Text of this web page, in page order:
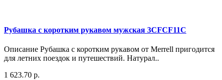
Рубашка с коротким рукавом мужская 3CFCF11C
Описание Рубашка с коротким рукавом от Merrell пригодится
для летних поездок и путешествий. Натурал..
1 623.70 р.